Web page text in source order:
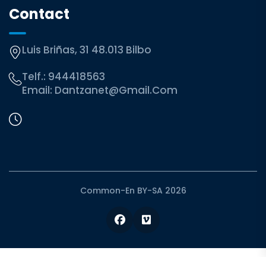
Contact
Luis Briñas, 31 48.013 Bilbo
Telf.: 944418563
Email: Dantzanet@gmail.com
Common-En BY-SA 2026
Facebook
Vimeo